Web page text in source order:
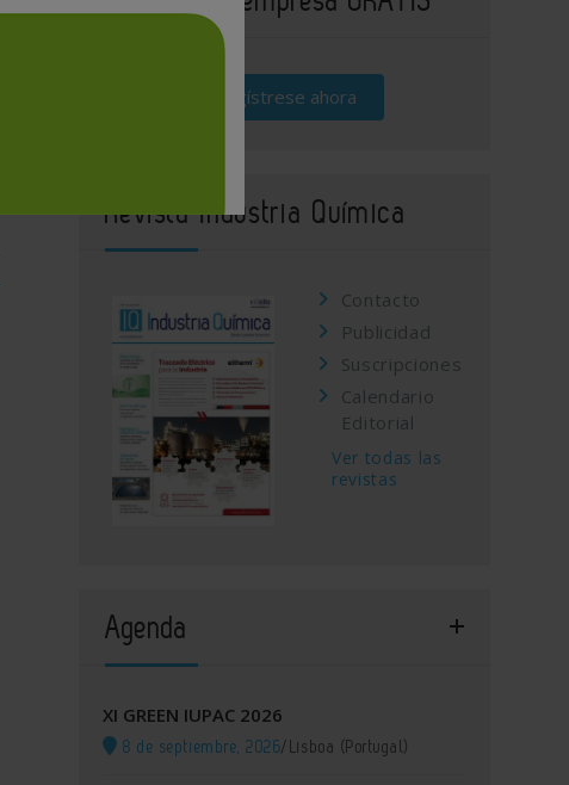
Regístrese ahora
Revista Industria Química
Contacto
Publicidad
Suscripciones
Calendario
Editorial
Ver todas las
revistas
Agenda
XI GREEN IUPAC 2026
8 de septiembre, 2026/Lisboa (Portugal)